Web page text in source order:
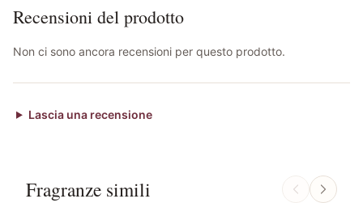
Recensioni del prodotto
Non ci sono ancora recensioni per questo prodotto.
Lascia una recensione
Fragranze simili